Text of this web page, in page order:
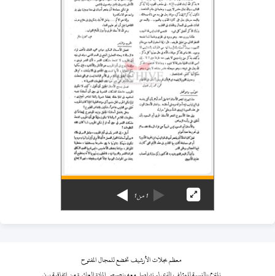
1من1
معظم مجلات الأرشيف تخضع للمجال المفتوح